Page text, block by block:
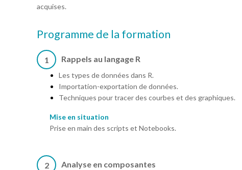
acquises.
Programme de la formation
1 Rappels au langage R
Les types de données dans R.
Importation-exportation de données.
Techniques pour tracer des courbes et des graphiques.
Mise en situation
Prise en main des scripts et Notebooks.
2 Analyse en composantes